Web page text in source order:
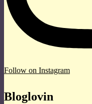
Follow on Instagram
Bloglovin